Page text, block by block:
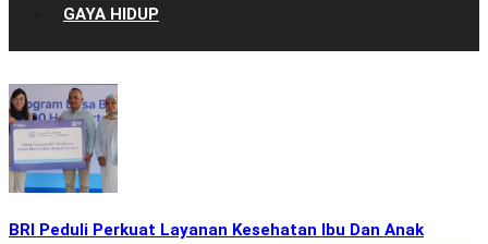
GAYA HIDUP
BRI Peduli Perkuat Layanan Kesehatan Ibu Dan Anak